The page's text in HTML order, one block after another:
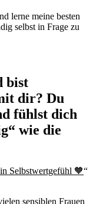
lerne meine besten
selbst in Frage zu
bist
dir? Du
fühlst dich
wie die
Selbstwertgefühl 🧡“
sensiblen Frauen